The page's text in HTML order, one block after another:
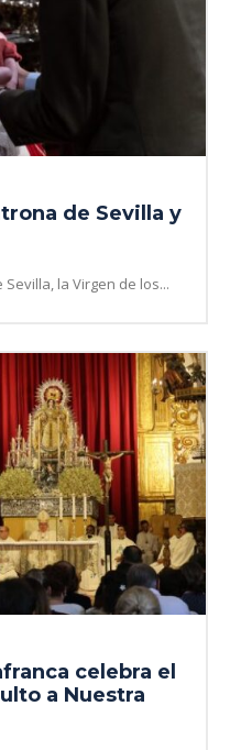
de Sevilla y
la Virgen de los...
celebra el
a Nuestra